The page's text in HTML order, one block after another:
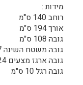
מידות :
רוחב 140 ס"מ
אורך 194 ס"מ
גובה 108 ס"מ
גובה משטח השינה 37 ס"מ
גובה ארגז מצעים 24 ס"מ
גובה רגל 10 ס"מ